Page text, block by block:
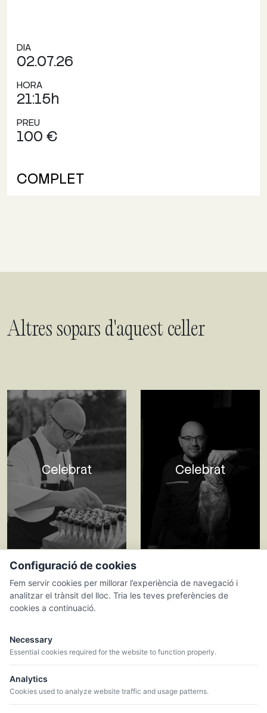
DIA
02.07.26
HORA
21:15h
PREU
100 €
COMPLET
Altres sopars d'aquest celler
Celebrat
09.07.26
ASPIC
Sabaté i Coca
Celebrat
VIA RESTAURANT
Sabaté i Coca
Configuració de cookies
Fem servir cookies per millorar l’experiència de navegació i
analitzar el trànsit del lloc. Tria les teves preferències de
cookies a continuació.
Necessary
Essential cookies required for the website to function properly.
Analytics
Cookies used to analyze website traffic and usage patterns.